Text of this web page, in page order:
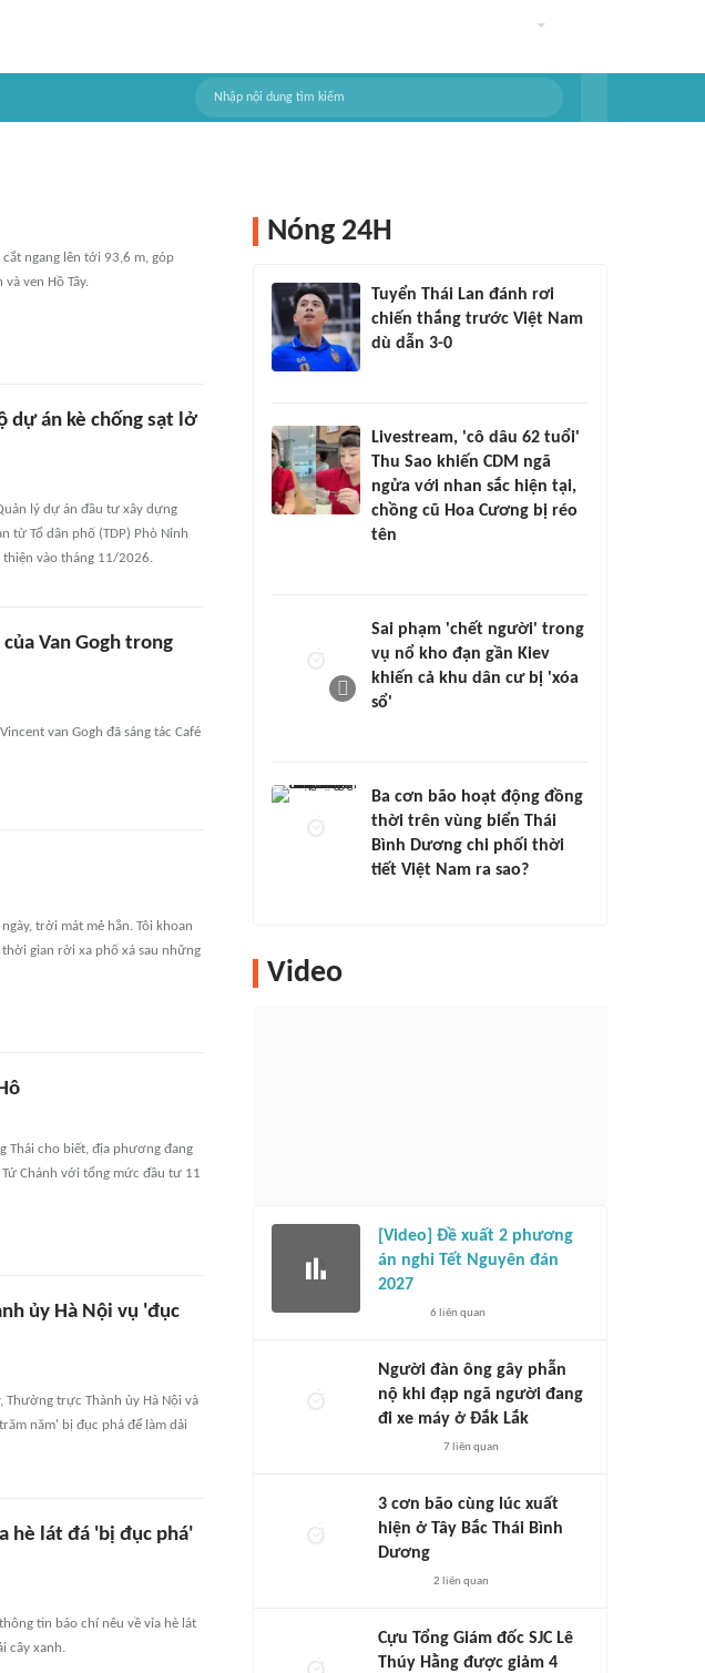
ngang lên tới 93,6 m, góp
ven Hồ Tây.
án kè chống sạt lở
lý dự án đầu tư xây dựng
từ Tổ dân phố (TDP) Phò Ninh
thiện vào tháng 11/2026.
Van Gogh trong
van Gogh đã sáng tác Café
trời mát mẻ hẳn. Tôi khoan
gian rời xa phố xá sau những
Thái cho biết, địa phương đang
Chánh với tổng mức đầu tư 11
ủy Hà Nội vụ 'đục
Thường trực Thành ủy Hà Nội và
năm' bị đục phá để làm dải
hè lát đá 'bị đục phá'
tin báo chí nêu về vỉa hè lát
cây xanh.
Nóng 24H
Tuyển Thái Lan đánh rơi
chiến thắng trước Việt Nam
dù dẫn 3-0
Livestream, 'cô dâu 62 tuổi'
Thu Sao khiến CDM ngã
ngửa với nhan sắc hiện tại,
chồng cũ Hoa Cương bị réo
tên
Sai phạm 'chết người' trong
vụ nổ kho đạn gần Kiev
khiến cả khu dân cư bị 'xóa
sổ'
Ba cơn bão hoạt động đồng
thời trên vùng biển Thái
Bình Dương chi phối thời
tiết Việt Nam ra sao?
Video
[Video] Đề xuất 2 phương
án nghỉ Tết Nguyên đán
2027
6 liên quan
Người đàn ông gây phẫn
nộ khi đạp ngã người đang
đi xe máy ở Đắk Lắk
7liên quan
3 cơn bão cùng lúc xuất
hiện ở Tây Bắc Thái Bình
Dương
2 liên quan
Cựu Tổng Giám đốc SJC Lê
Thúy Hằng được giảm 4